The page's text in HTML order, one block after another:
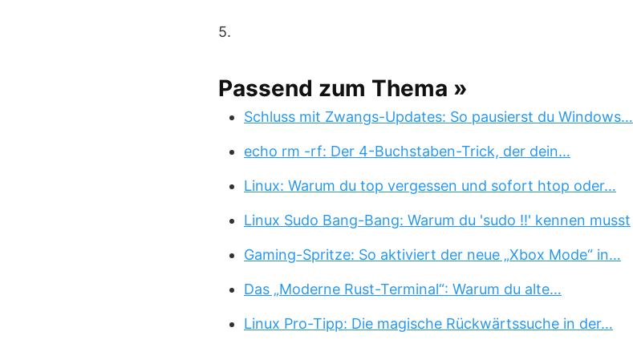
5.
Passend zum Thema »
Schluss mit Zwangs-Updates: So pausierst du Windows…
echo rm -rf: Der 4-Buchstaben-Trick, der dein…
Linux: Warum du top vergessen und sofort htop oder…
Linux Sudo Bang-Bang: Warum du 'sudo !!' kennen musst
Gaming-Spritze: So aktiviert der neue „Xbox Mode“ in…
Das „Moderne Rust-Terminal“: Warum du alte…
Linux Pro-Tipp: Die magische Rückwärtssuche in der…